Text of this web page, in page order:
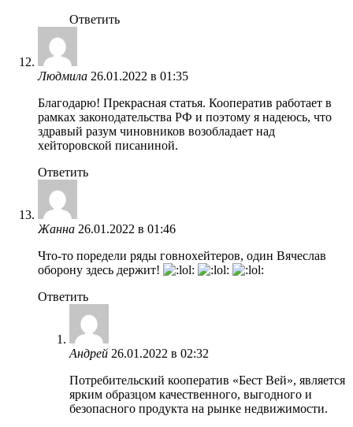
Ответить
Людмила 26.01.2022 в 01:35
Благодарю! Прекрасная статья. Кооператив работает в
рамках законодательства РФ и поэтому я надеюсь, что
здравый разум чиновников возобладает над
хейторовской писаниной.
Ответить
Жанна 26.01.2022 в 01:46
Что-то поредели ряды говнохейтеров, один Вячеслав
оборону здесь держит!
Ответить
Андрей 26.01.2022 в 02:32
Потребительский кооператив «Бест Вей», является
ярким образцом качественного, выгодного и
безопасного продукта на рынке недвижимости.